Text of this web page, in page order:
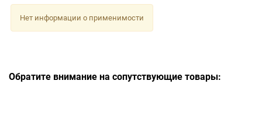
Нет информации о применимости
Обратите внимание на сопутствующие товары: